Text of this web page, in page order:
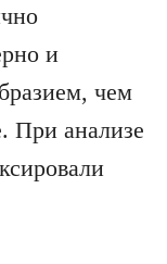
и
чем
При анализе